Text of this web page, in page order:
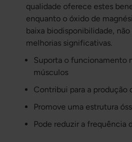
qualidade oferece estes
enquanto o óxido de
baixa biodisponibilidade,
melhorias significativas.
Suporta o funcionamento
músculos
Contribui para a produção
Promove uma estrutura
Pode reduzir a frequência